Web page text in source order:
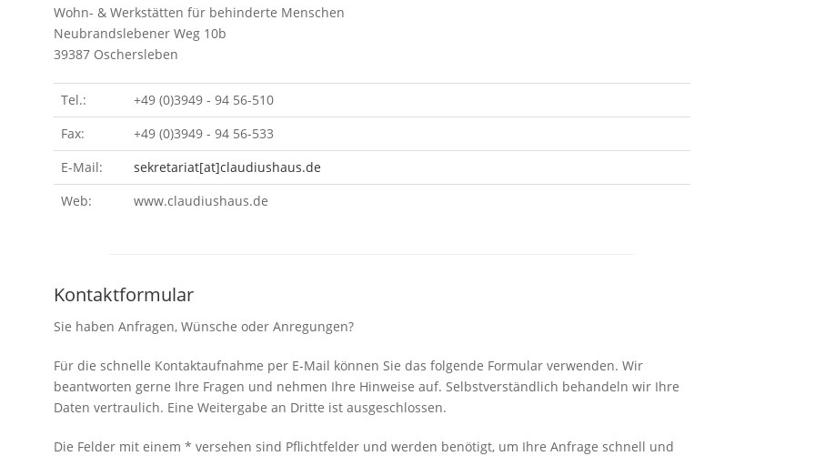
Wohn- & Werkstätten für behinderte Menschen
Neubrandslebener Weg 10b
39387 Oschersleben
Tel.:
+49 (0)3949 - 94 56-510
Fax:
+49 (0)3949 - 94 56-533
E-Mail:
sekretariat[at]claudiushaus.de
Web:
www.claudiushaus.de
Kontaktformular
Sie haben Anfragen, Wünsche oder Anregungen?
Für die schnelle Kontaktaufnahme per E-Mail können Sie das folgende Formular verwenden. Wir
beantworten gerne Ihre Fragen und nehmen Ihre Hinweise auf. Selbstverständlich behandeln wir Ihre
Daten vertraulich. Eine Weitergabe an Dritte ist ausgeschlossen.
Die Felder mit einem * versehen sind Pflichtfelder und werden benötigt, um Ihre Anfrage schnell und